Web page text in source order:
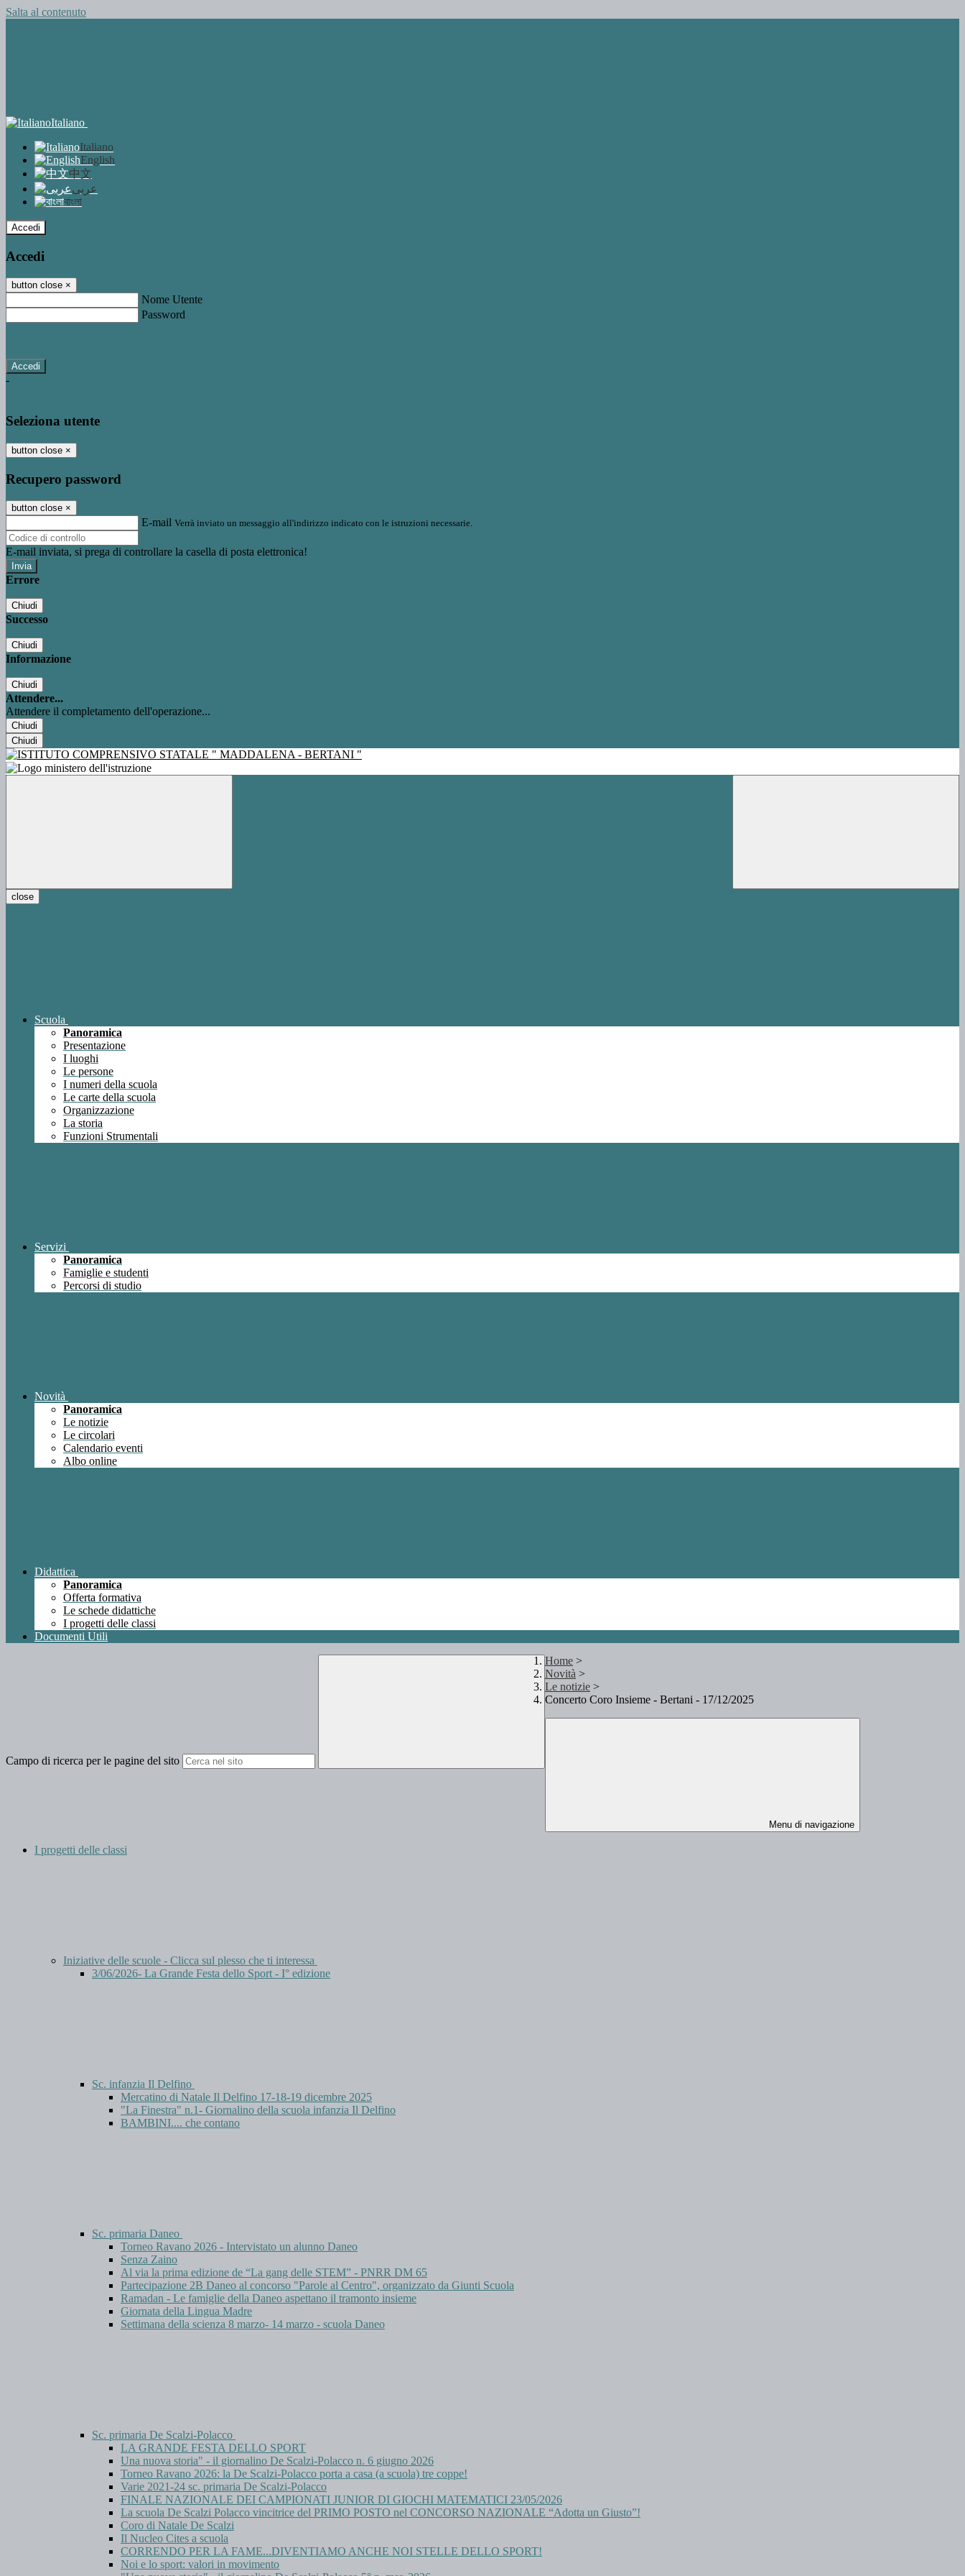
Salta al contenuto
Italiano
Italiano
English
中文
عربى
বাংলা
Accedi
Accedi
button close ×
Nome Utente
Password
-
Seleziona utente
button close ×
Recupero password
button close ×
E-mail Verrà inviato un messaggio all'indirizzo indicato con le istruzioni necessarie.
E-mail inviata, si prega di controllare la casella di posta elettronica!
Errore
Chiudi
Successo
Chiudi
Informazione
Chiudi
Attendere...
Attendere il completamento dell'operazione...
Chiudi
Chiudi
close
Scuola
Panoramica
Presentazione
I luoghi
Le persone
I numeri della scuola
Le carte della scuola
Organizzazione
La storia
Funzioni Strumentali
Servizi
Panoramica
Famiglie e studenti
Percorsi di studio
Novità
Panoramica
Le notizie
Le circolari
Calendario eventi
Albo online
Didattica
Panoramica
Offerta formativa
Le schede didattiche
I progetti delle classi
Documenti Utili
Campo di ricerca per le pagine del sito
Home >
Novità >
Le notizie >
Concerto Coro Insieme - Bertani - 17/12/2025
Menu di navigazione
I progetti delle classi
Iniziative delle scuole - Clicca sul plesso che ti interessa
3/06/2026- La Grande Festa dello Sport - I° edizione
Sc. infanzia Il Delfino
Mercatino di Natale Il Delfino 17-18-19 dicembre 2025
"La Finestra" n.1- Giornalino della scuola infanzia Il Delfino
BAMBINI.... che contano
Sc. primaria Daneo
Torneo Ravano 2026 - Intervistato un alunno Daneo
Senza Zaino
Al via la prima edizione de “La gang delle STEM” - PNRR DM 65
Partecipazione 2B Daneo al concorso "Parole al Centro", organizzato da Giunti Scuola
Ramadan - Le famiglie della Daneo aspettano il tramonto insieme
Giornata della Lingua Madre
Settimana della scienza 8 marzo- 14 marzo - scuola Daneo
Sc. primaria De Scalzi-Polacco
LA GRANDE FESTA DELLO SPORT
Una nuova storia" - il giornalino De Scalzi-Polacco n. 6 giugno 2026
Torneo Ravano 2026: la De Scalzi-Polacco porta a casa (a scuola) tre coppe!
Varie 2021-24 sc. primaria De Scalzi-Polacco
FINALE NAZIONALE DEI CAMPIONATI JUNIOR DI GIOCHI MATEMATICI 23/05/2026
La scuola De Scalzi Polacco vincitrice del PRIMO POSTO nel CONCORSO NAZIONALE “Adotta un Giusto”!
Coro di Natale De Scalzi
Il Nucleo Cites a scuola
CORRENDO PER LA FAME...DIVENTIAMO ANCHE NOI STELLE DELLO SPORT!
Noi e lo sport: valori in movimento